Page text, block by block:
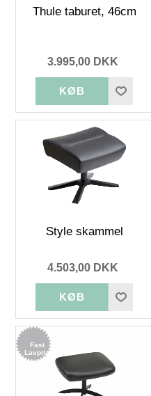
Thule taburet, 46cm
3.995,00 DKK
Style skammel
4.503,00 DKK
Fast
Lavpris